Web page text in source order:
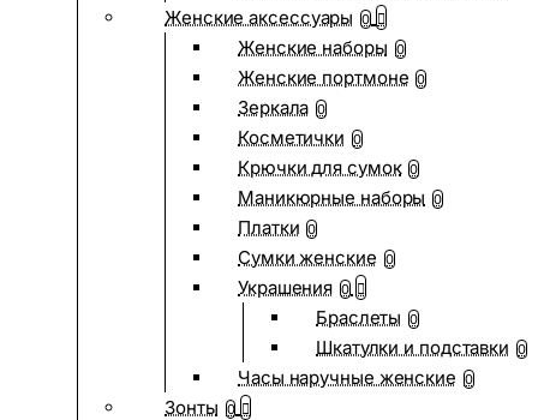
Женские аксессуары 0
Женские наборы 0
Женские портмоне 0
Зеркала 0
Косметички 0
Крючки для сумок 0
Маникюрные наборы 0
Платки 0
Сумки женские 0
Украшения 0
Браслеты 0
Шкатулки и подставки 0
Часы наручные женские 0
Зонты 0